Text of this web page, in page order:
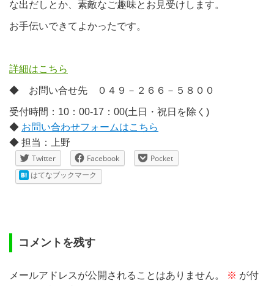
な出だしとか、素敵なご趣味とお見受けします。
お手伝いできてよかったです。
詳細はこちら
◆ お問い合せ先 ０４９－２６６－５８００
受付時間：10：00-17：00(土日・祝日を除く)
◆ お問い合わせフォームはこちら
◆ 担当：上野
Twitter
Facebook
Pocket
はてなブックマーク
コメントを残す
メールアドレスが公開されることはありません。 ※ が付